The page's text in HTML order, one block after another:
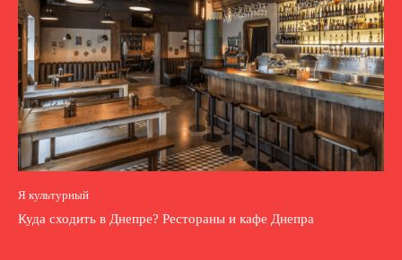
Я культурный
Куда сходить в Днепре? Рестораны и кафе Днепра